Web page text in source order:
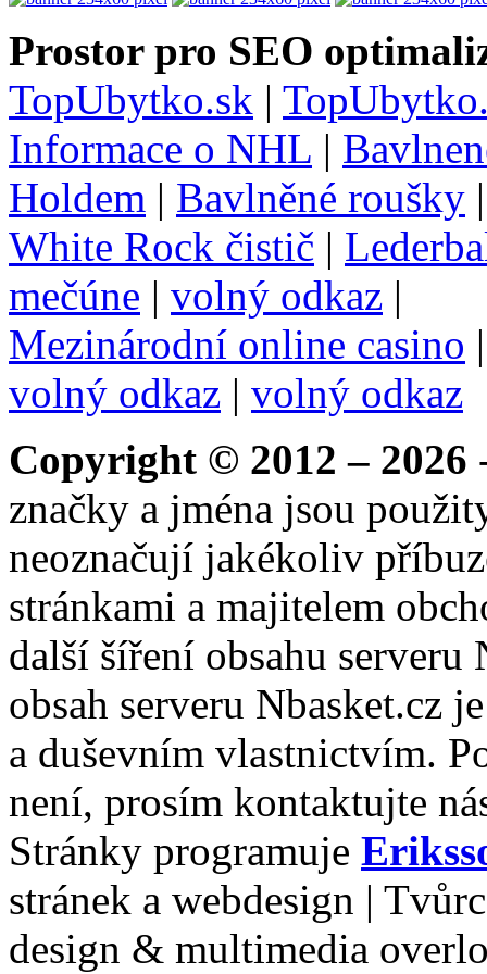
Prostor pro SEO
TopUbytko.sk |
Informace o NHL |
Holdem | Bavlněné roušky
White Rock čistič |
mečúne | volný odkaz |
Mezinárodní online casino
volný odkaz | volný odkaz
Copyright © 2012 – 2026
značky a jména jsou
neoznačují jakékoliv
stránkami a majitelem
další šíření obsahu serveru
obsah serveru Nbasket.cz
a duševním vlastnictvím.
není, prosím kontaktujte
Stránky programuje
stránek a webdesign |
design & multimedia